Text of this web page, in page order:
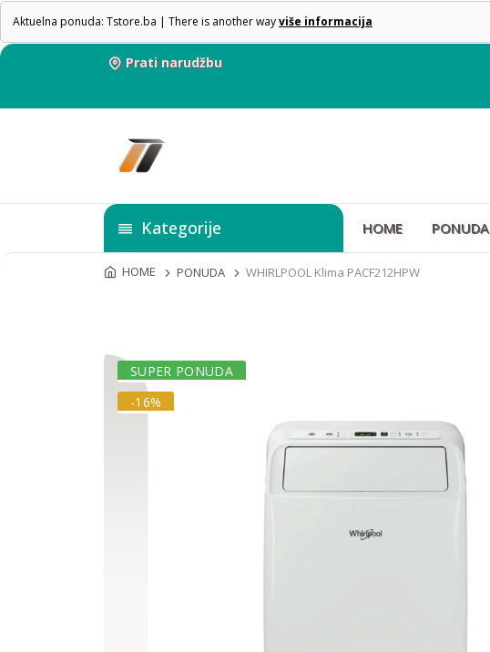
Aktuelna ponuda: Tstore.ba | There is another wayviše informacija
Prati narudžbu
Kategorije HOME PONUDA
HOME PONUDA WHIRLPOOL Klima PACF212HPW
SUPER PONUDA
-16%